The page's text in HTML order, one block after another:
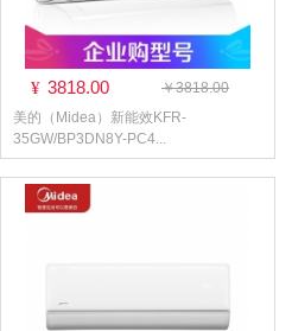
¥ 3818.00
￥3818.00
美的（Midea）新能效KFR-
35GW/BP3DN8Y-PC4...